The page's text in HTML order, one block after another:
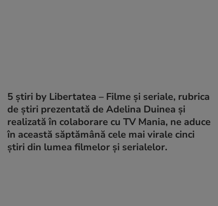
5 știri by Libertatea – Filme și seriale, rubrica
de știri prezentată de Adelina Duinea și
realizată în colaborare cu TV Mania, ne aduce
în această săptămână cele mai virale cinci
știri din lumea filmelor și serialelor.